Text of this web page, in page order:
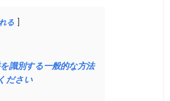
る
識別する一般的な方法
ださい